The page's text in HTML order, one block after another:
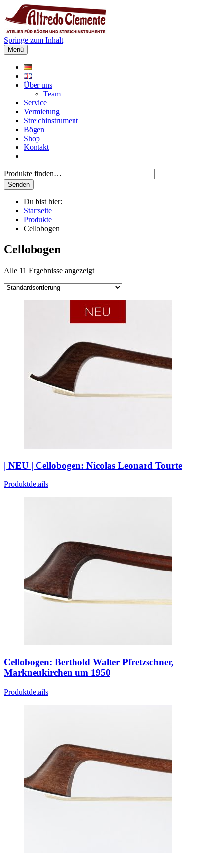
Springe zum Inhalt
Menü
Über uns
Team
Service
Vermietung
Streichinstrument
Bögen
Shop
Kontakt
Produkte finden…
Du bist hier:
Startseite
Produkte
Cellobogen
Cellobogen
Alle 11 Ergebnisse angezeigt
| NEU | Cellobogen: Nicolas Leonard Tourte
Produktdetails
Cellobogen: Berthold Walter Pfretzschner,
Markneukirchen um 1950
Produktdetails